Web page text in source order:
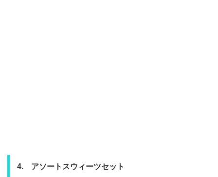
4. アソートスウィーツセット